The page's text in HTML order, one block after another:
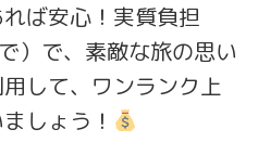
ば安心！実質負担
）で、素敵な旅の思い
して、ワンランク上
しょう！